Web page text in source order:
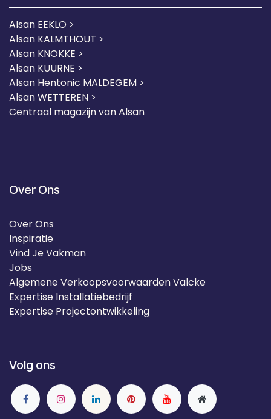
Alsan EEKLO >
Alsan KALMTHOUT >
Alsan KNOKKE >
Alsan KUURNE >
Alsan Hentonic MALDEGEM >
Alsan WETTEREN >
Centraal magazijn van Alsan
Over Ons
Over Ons
Inspiratie
Vind Je Vakman
Jobs
Algemene Verkoopsvoorwaarden Valcke
Expertise Installatiebedrijf
Expertise Projectontwikkeling
Volg ons